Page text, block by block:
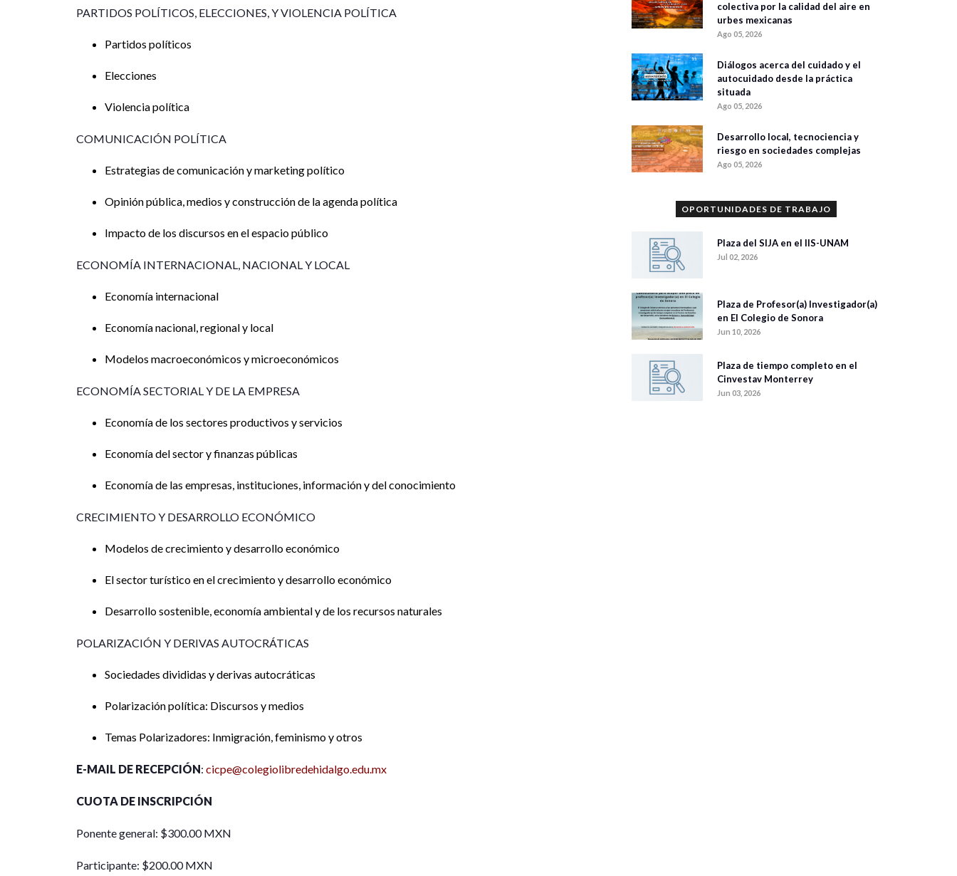
PARTIDOS POLÍTICOS, ELECCIONES, Y VIOLENCIA POLÍTICA
Partidos políticos
Elecciones
Violencia política
COMUNICACIÓN POLÍTICA
Estrategias de comunicación y marketing político
Opinión pública, medios y construcción de la agenda política
Impacto de los discursos en el espacio público
ECONOMÍA INTERNACIONAL, NACIONAL Y LOCAL
Economía internacional
Economía nacional, regional y local
Modelos macroeconómicos y microeconómicos
ECONOMÍA SECTORIAL Y DE LA EMPRESA
Economía de los sectores productivos y servicios
Economía del sector y finanzas públicas
Economía de las empresas, instituciones, información y del conocimiento
CRECIMIENTO Y DESARROLLO ECONÓMICO
Modelos de crecimiento y desarrollo económico
El sector turístico en el crecimiento y desarrollo económico
Desarrollo sostenible, economía ambiental y de los recursos naturales
POLARIZACIÓN Y DERIVAS AUTOCRÁTICAS
Sociedades divididas y derivas autocráticas
Polarización política: Discursos y medios
Temas Polarizadores: Inmigración, feminismo y otros
E-MAIL DE RECEPCIÓN: cicpe@colegiolibredehidalgo.edu.mx
CUOTA DE INSCRIPCIÓN
Ponente general: $300.00 MXN
Participante: $200.00 MXN
colectiva por la calidad del aire en
urbes mexicanas
Ago 05, 2026
Diálogos acerca del cuidado y el
autocuidado desde la práctica
situada
Ago 05, 2026
Desarrollo local, tecnociencia y
riesgo en sociedades complejas
Ago 05, 2026
OPORTUNIDADES DE TRABAJO
Plaza del SIJA en el IIS-UNAM
Jul 02, 2026
Plaza de Profesor(a) Investigador(a)
en El Colegio de Sonora
Jun 10, 2026
Plaza de tiempo completo en el
Cinvestav Monterrey
Jun 03, 2026